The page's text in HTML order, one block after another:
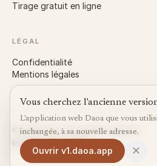
Tirage gratuit en ligne
LÉGAL
Confidentialité
Mentions légales
©2026Daoa. Tous droits réservés.
Instagram
Vous cherchez l'ancienne
L'application web Daoa que vous
inchangée, à sa nouvelle adresse.
Ouvrir v1.daoa.app ✕